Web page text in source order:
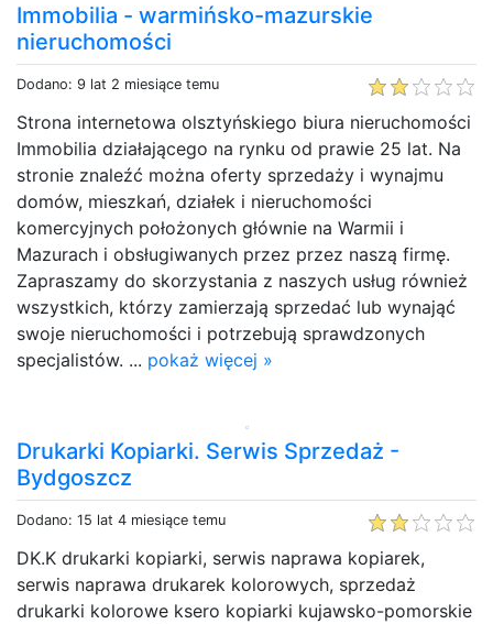
Immobilia - warmińsko-mazurskie
nieruchomości
Dodano: 9 lat 2 miesiące temu
Strona internetowa olsztyńskiego biura nieruchomości
Immobilia działającego na rynku od prawie 25 lat. Na
stronie znaleźć można oferty sprzedaży i wynajmu
domów, mieszkań, działek i nieruchomości
komercyjnych położonych głównie na Warmii i
Mazurach i obsługiwanych przez przez naszą firmę.
Zapraszamy do skorzystania z naszych usług również
wszystkich, którzy zamierzają sprzedać lub wynająć
swoje nieruchomości i potrzebują sprawdzonych
specjalistów. ... pokaż więcej »
Drukarki Kopiarki. Serwis Sprzedaż -
Bydgoszcz
Dodano: 15 lat 4 miesiące temu
DK.K drukarki kopiarki, serwis naprawa kopiarek,
serwis naprawa drukarek kolorowych, sprzedaż
drukarki kolorowe ksero kopiarki kujawsko-pomorskie